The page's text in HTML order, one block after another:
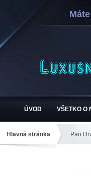
ÚVOD VŠETKO O
Hlavná stránka Pan